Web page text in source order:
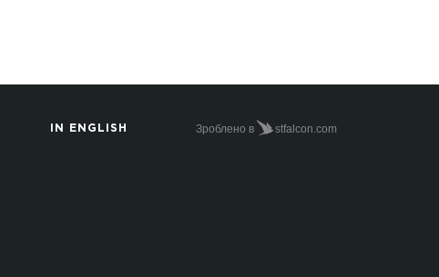
IN ENGLISH Зроблено в stfalcon.com